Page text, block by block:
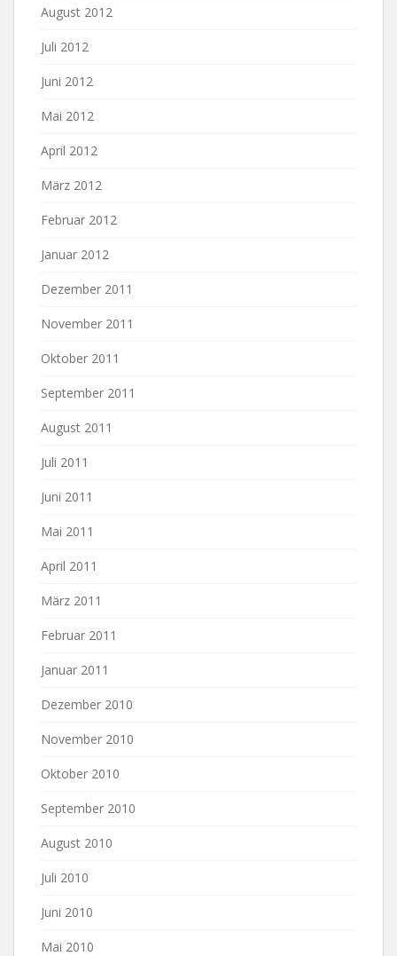
August 2012
Juli 2012
Juni 2012
Mai 2012
April 2012
März 2012
Februar 2012
Januar 2012
Dezember 2011
November 2011
Oktober 2011
September 2011
August 2011
Juli 2011
Juni 2011
Mai 2011
April 2011
März 2011
Februar 2011
Januar 2011
Dezember 2010
November 2010
Oktober 2010
September 2010
August 2010
Juli 2010
Juni 2010
Mai 2010